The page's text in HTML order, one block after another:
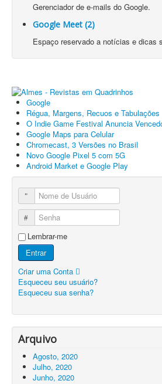
Gerenciador de e-mails do Google.
Google Meet (2)
Espaço reservado a notícias e dicas
Google
Régua, Margens, Recuos e Tabulações
O Indie Game Festival Anuncia
Google Maps para Celular
Chromecast, 3 Versões no Brasil
Novo Google Pixel 5 com 5G
Android Market e Google Play
Nome de Usuário
Senha
Lembrar-me
Entrar
Criar uma Conta
Esqueceu seu usuário?
Esqueceu sua senha?
Arquivo
Agosto, 2020
Julho, 2020
Junho, 2020